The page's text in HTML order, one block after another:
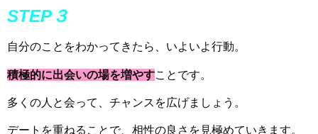
STEP３
自分のことをわかってきたら、いよいよ行動。
積極的に出会いの場を増やすことです。
多くの人と会って、チャンスを広げましょう。
デートを重ねることで、相性の良さを見極めていきます。